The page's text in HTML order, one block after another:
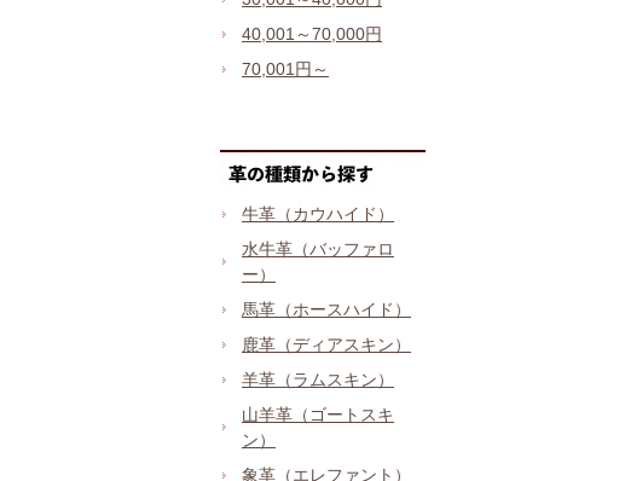
40,001～70,000円
70,001円～
牛革（カウハイド）
水牛革（バッファロ
ー）
馬革（ホースハイド）
鹿革（ディアスキン）
羊革（ラムスキン）
山羊革（ゴートスキ
ン）
象革（エレファント）